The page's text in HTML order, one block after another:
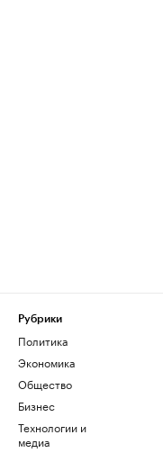
Рубрики
Политика
Экономика
Общество
Бизнес
Технологии и
медиа